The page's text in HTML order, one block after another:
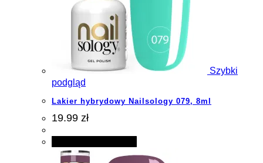
Szybki
podgląd
Lakier hybrydowy Nailsology 079, 8ml
19.99 zł